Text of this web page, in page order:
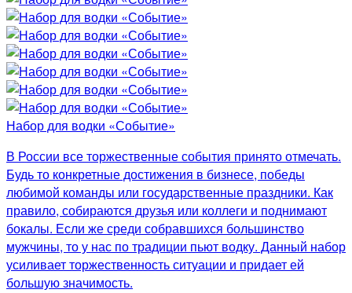
Набор для водки «Событие»
В России все торжественные события принято отмечать.
Будь то конкретные достижения в бизнесе, победы
любимой команды или государственные праздники. Как
правило, собираются друзья или коллеги и поднимают
бокалы. Если же среди собравшихся большинство
мужчины, то у нас по традиции пьют водку. Данный набор
усиливает торжественность ситуации и придает ей
большую значимость.